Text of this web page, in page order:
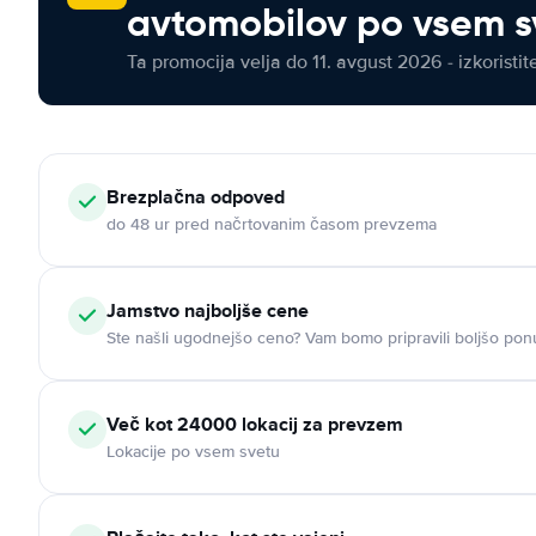
avtomobilov po vsem
Ta promocija velja do 11. avgust 2026 -
Brezplačna odpoved
do 48 ur pred načrtovanim časom prevzema
Jamstvo najboljše cene
Ste našli ugodnejšo ceno? Vam bomo pripravili boljšo
Več kot 24000 lokacij za prevzem
Lokacije po vsem svetu